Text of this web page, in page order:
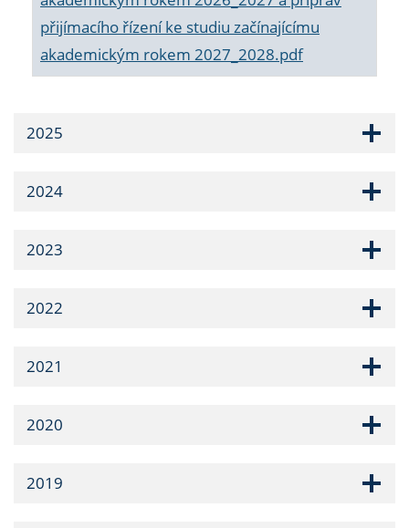
přijímacího řízení ke studiu začínajícímu
akademickým rokem 2027_2028.pdf
2025
2024
2023
2022
2021
2020
2019